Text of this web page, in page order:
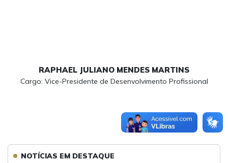
RAPHAEL JULIANO MENDES MARTINS
Cargo: Vice-Presidente de Desenvolvimento Profissional
NOTÍCIAS EM DESTAQUE